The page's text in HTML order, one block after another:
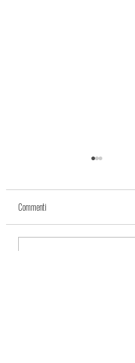
Il PUN Index GME è
l’indice di
prezzo all’ingrosso
Commenti